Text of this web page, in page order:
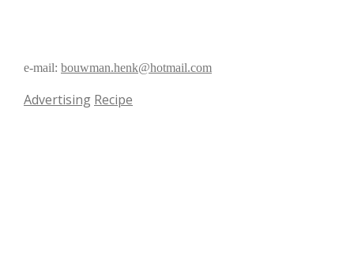
e-mail: bouwman.henk@hotmail.com
Advertising Recipe